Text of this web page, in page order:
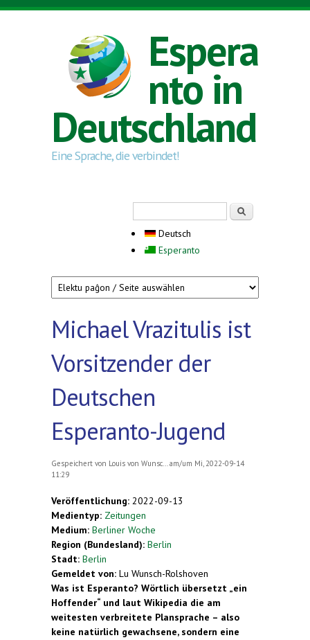
Direkt zum Inhalt
Espera
nto in
Deutschland
Eine Sprache, die verbindet!
Deutsch
Esperanto
Michael Vrazitulis ist
Vorsitzender der
Deutschen
Esperanto-Jugend
Gespeichert von Louis von Wunsc...
am/um Mi, 2022-09-14
11:29
Veröffentlichung: 2022-09-13
Medientyp: Zeitungen
Medium: Berliner Woche
Region (Bundesland): Berlin
Stadt: Berlin
Gemeldet von: Lu Wunsch-Rolshoven
Was ist Esperanto? Wörtlich übersetzt „ein
Hoffender“ und laut Wikipedia die am
weitesten verbreitete Plansprache – also
keine natürlich gewachsene, sondern eine